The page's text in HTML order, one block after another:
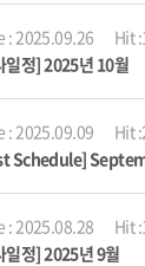
: 2025.09.26
Hit
일정] 2025년 10월
: 2025.09.09
Hit
Schedule]
: 2025.08.28
Hit
일정] 2025년 9월